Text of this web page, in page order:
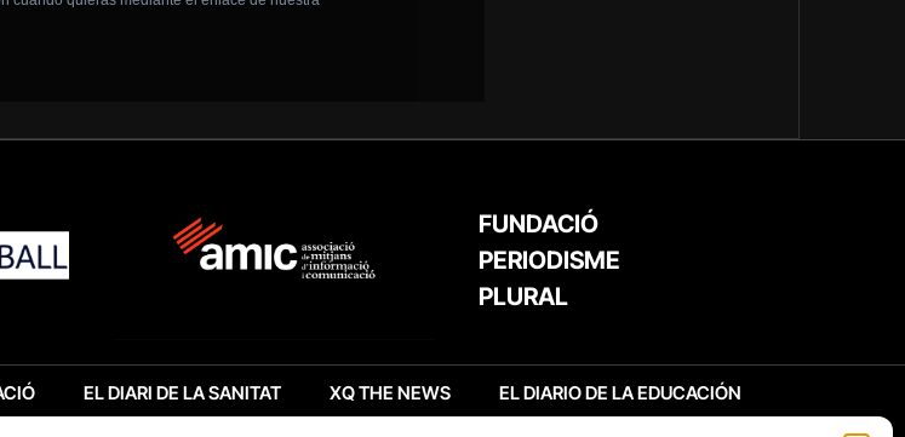
FUNDACIÓ
PERIODISME
PLURAL
EL DIARI DE LA SANITAT XQ THE NEWS EL DIARIO DE LA EDUCACIÓN